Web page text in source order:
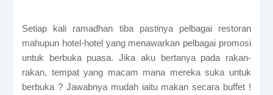
Setiap kali ramadhan tiba pastinya pelbagai restoran
mahupun hotel-hotel yang menawarkan pelbagai promosi
untuk berbuka puasa. Jika aku bertanya pada rakan-
rakan, tempat yang macam mana mereka suka untuk
berbuka ? Jawabnya mudah iaitu makan secara buffet !